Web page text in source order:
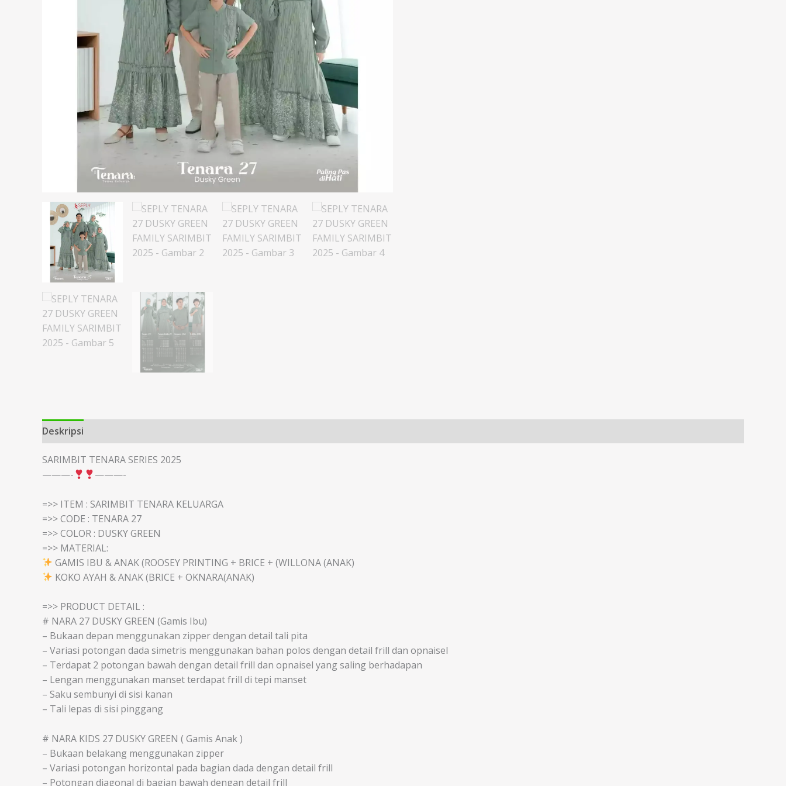
Deskripsi
SARIMBIT TENARA SERIES 2025
———-
———-
=>> ITEM : SARIMBIT TENARA KELUARGA
=>> CODE : TENARA 27
=>> COLOR : DUSKY GREEN
=>> MATERIAL:
GAMIS IBU & ANAK (ROOSEY PRINTING + BRICE + (WILLONA (ANAK)
KOKO AYAH & ANAK (BRICE + OKNARA(ANAK)
=>> PRODUCT DETAIL :
# NARA 27 DUSKY GREEN (Gamis Ibu)
– Bukaan depan menggunakan zipper dengan detail tali pita
– Variasi potongan dada simetris menggunakan bahan polos dengan detail frill dan opnaisel
– Terdapat 2 potongan bawah dengan detail frill dan opnaisel yang saling berhadapan
– Lengan menggunakan manset terdapat frill di tepi manset
– Saku sembunyi di sisi kanan
– Tali lepas di sisi pinggang
# NARA KIDS 27 DUSKY GREEN ( Gamis Anak )
– Bukaan belakang menggunakan zipper
– Variasi potongan horizontal pada bagian dada dengan detail frill
– Potongan diagonal di bagian bawah dengan detail frill